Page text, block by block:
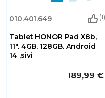
010.401.649 (1)
Tablet HONOR Pad X8b,
11", 4GB, 128GB, Android
14 ,sivi
189,99 €